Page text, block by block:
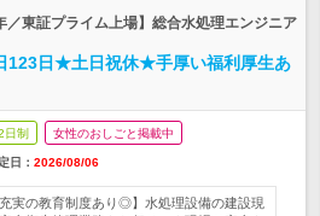
／東証プライム上場】総合水処理エンジニア
123日★土日祝休★手厚い福利厚生あ
日制 女性のおしごと掲載中
日： 2026/08/06
充実の教育制度あり◎】水処理設備の建設現